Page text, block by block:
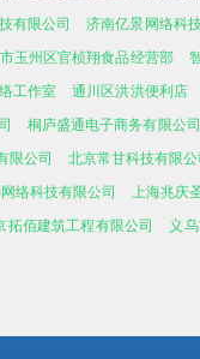
有限公司 济南亿景网络科
玉州区官桢翔食品经营部
工作室 通川区洪洪便利店
桐庐盛通电子商务有限公司
限公司 北京常甘科技有限公
络科技有限公司 上海兆庆
拓佰建筑工程有限公司 义